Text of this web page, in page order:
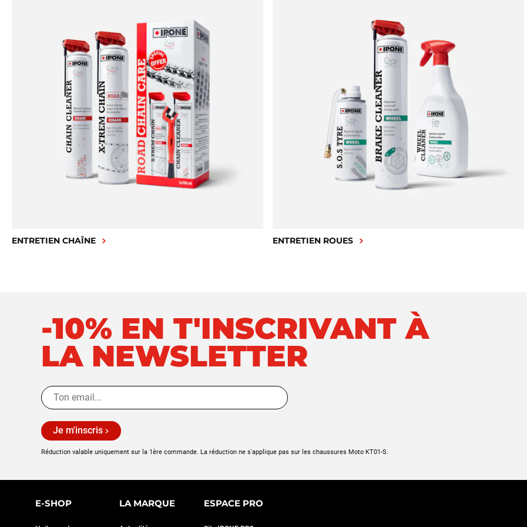
ENTRETIEN CHAÎNE ENTRETIEN ROUES
-10% EN T'INSCRIVANT À
LA NEWSLETTER
Je m'inscris
Réduction valable uniquement sur la 1ère commande. La réduction ne s'applique pas sur les chaussures Moto KT01-S.
E-SHOP LA MARQUE ESPACE PRO